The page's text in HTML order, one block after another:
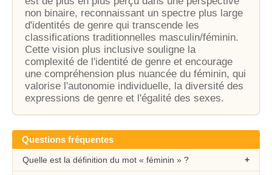
non binaire, reconnaissant un spectre plus large
d'identités de genre qui transcende les
classifications traditionnelles masculin/féminin.
Cette vision plus inclusive souligne la
complexité de l'identité de genre et encourage
une compréhension plus nuancée du féminin, qui
valorise l'autonomie individuelle, la diversité des
expressions de genre et l'égalité des sexes.
Questions fréquentes
Quelle est la définition du mot « féminin » ?